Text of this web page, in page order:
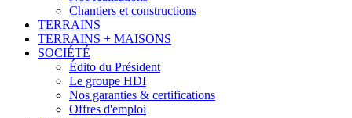
Chantiers et constructions
TERRAINS
TERRAINS + MAISONS
SOCIÉTÉ
Édito du Président
Le groupe HDI
Nos garanties & certifications
Offres d'emploi